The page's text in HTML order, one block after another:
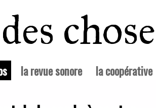
(courante)
la revue sonore la coopérative